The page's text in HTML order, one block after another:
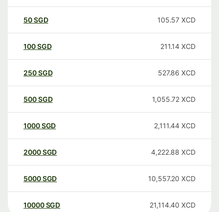
50SGD 105.57 XCD
100SGD 211.14 XCD
250SGD 527.86 XCD
500SGD 1,055.72 XCD
1000SGD 2,111.44 XCD
2000SGD 4,222.88 XCD
5000SGD 10,557.20 XCD
10000 SGD 21,114.40 XCD